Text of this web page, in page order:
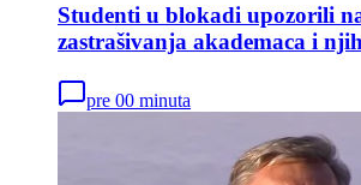
Studenti u blokadi upozorili
zastrašivanja akademaca i
pre 00 minuta